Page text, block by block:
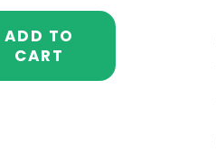
ADD TO
CART